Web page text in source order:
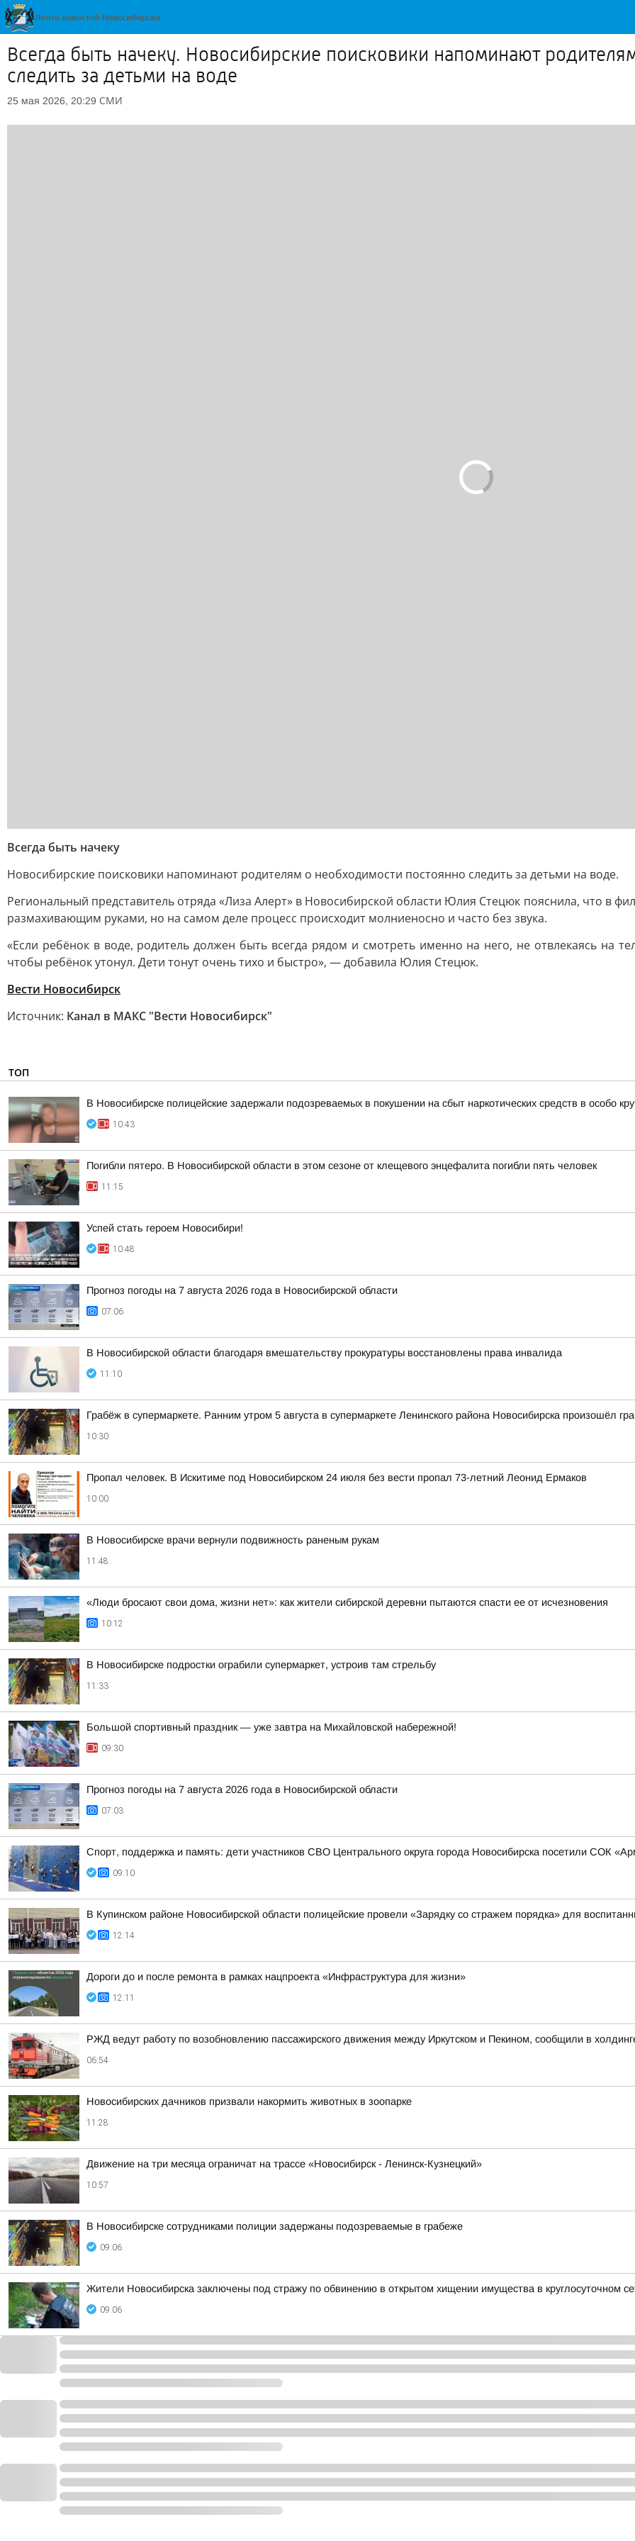
Всегда быть начеку. Новосибирские поисковики напоминают
следить за детьми на воде
25 мая 2026, 20:29 СМИ
Всегда быть начеку
Новосибирские поисковики напоминают родителям о необходимости постоянно следить за детьми на воде.
Региональный представитель отряда «Лиза Алерт» в Новосибирской области Юлия Стецюк пояснила, что в
размахивающим руками, но на самом деле процесс происходит молниеносно и часто без звука.
«Если ребёнок в воде, родитель должен быть всегда рядом и смотреть именно на него, не отвлекаясь на
чтобы ребёнок утонул. Дети тонут очень тихо и быстро», — добавила Юлия Стецюк.
Вести Новосибирск
Источник: Канал в МАКС "Вести Новосибирск"
ТОП
В Новосибирске полицейские задержали подозреваемых в покушении на сбыт наркотических средств в особо
10:43
Погибли пятеро. В Новосибирской области в этом сезоне от клещевого энцефалита погибли пять человек
11:15
Успей стать героем Новосибири!
10:48
Прогноз погоды на 7 августа 2026 года в Новосибирской области
07:06
В Новосибирской области благодаря вмешательству прокуратуры восстановлены права инвалида
11:10
Грабёж в супермаркете. Ранним утром 5 августа в супермаркете Ленинского района Новосибирска произошёл
10:30
Пропал человек. В Искитиме под Новосибирском 24 июля без вести пропал 73-летний Леонид Ермаков
10:00
В Новосибирске врачи вернули подвижность раненым рукам
11:48
«Люди бросают свои дома, жизни нет»: как жители сибирской деревни пытаются спасти ее от исчезновения
10:12
В Новосибирске подростки ограбили супермаркет, устроив там стрельбу
11:33
Большой спортивный праздник — уже завтра на Михайловской набережной!
09:30
Прогноз погоды на 7 августа 2026 года в Новосибирской области
07:03
Спорт, поддержка и память: дети участников СВО Центрального округа города Новосибирска посетили СОК
09:10
В Купинском районе Новосибирской области полицейские провели «Зарядку со стражем порядка» для
12:14
Дороги до и после ремонта в рамках нацпроекта «Инфраструктура для жизни»
12:11
РЖД ведут работу по возобновлению пассажирского движения между Иркутском и Пекином, сообщили в
06:54
Новосибирских дачников призвали накормить животных в зоопарке
11:28
Движение на три месяца ограничат на трассе «Новосибирск - Ленинск-Кузнецкий»
10:57
В Новосибирске сотрудниками полиции задержаны подозреваемые в грабеже
09:06
Жители Новосибирска заключены под стражу по обвинению в открытом хищении имущества в круглосуточном
09:06